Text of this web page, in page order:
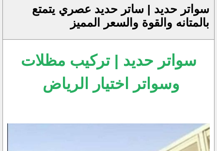
سواتر حديد | ساتر حديد عصري يتمتع
بالمتانه والقوة والسعر المميز
سواتر حديد | تركيب مظلات
وسواتر اختيار الرياض